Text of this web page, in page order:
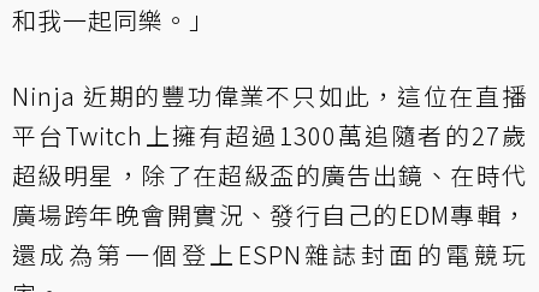
和我一起同樂。」
Ninja 近期的豐功偉業不只如此，這位在直播
平台Twitch上擁有超過1300萬追隨者的27歲
超級明星，除了在超級盃的廣告出鏡、在時代
廣場跨年晚會開實況、發行自己的EDM專輯，
還成為第一個登上ESPN雜誌封面的電競玩